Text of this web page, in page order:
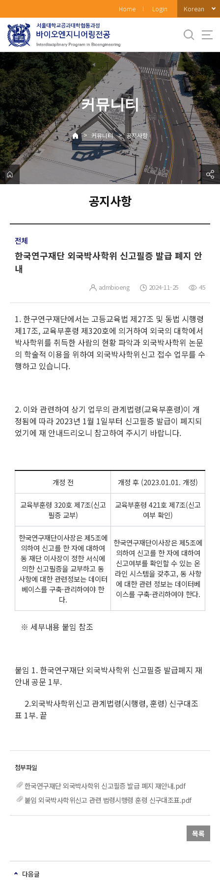
로
메
뉴
Home Login Korean
커뮤니티
> 커뮤니티 > 공지사항
공지사항
전체
한국연구재단 외국박사학위 신고필증 발급 폐지 안
내
admbioeng 2024-11-25 45
1. 한구연구재단에서는 고등교육법 제27조 및 동법 시행령
제17조, 교육부훈령 제320호에 의거하여 외국의 대학에서
박사학위를 취득한 사람의 현황 파악과 외국박사학위 논문
의 학술적 이용을 위하여 외국박사학위신고 접수 업무를 수
행하고 있습니다.
2. 이와 관련하여 상기 업무의 관계법령(교육부훈령)이 개
정됨에 따라 2023년 1월 1일부터 신고필증 발급이 폐지되
었기에 재 안내드리오니 참고하여 주시기 바랍니다.
개정 전 개정 후 (2023.01.01. 개정)
교육부훈령 320호 제7조(신고
필증 교부)
교육부훈령 421호 제7조(신고
여부 확인)
한국연구재단이사장은 제5조에
의하여 신고를 한 자에 대하여
동 재단 이사장이 정한 서식에
의한 신고필증을 교부하고 동
사항에 대한 관련정보는 데이터
베이스를 구축·관리하여야 한
다.
한국연구재단이사장은 제5조에
의하여 신고를 한 자에 대하여
신고여부를 확인할 수 있는 온
라인 시스템을 갖추고, 동 사항
에 대한 관련 정보는 데이터베
이스를 구축·관리하여야 한다.
※ 세부내용 붙임 참조
붙임 1. 한국연구재단 외국박사학위 신고필증 발급폐지 재
안내 공문 1부.
2.외국박사학위신고 관계법령(시행령, 훈령) 신구대조
표 1부. 끝
한국연구재단 외국박사학위 신고필증 발급 폐지 재안내.pdf
붙임 외국박사학위신고 관련 법령시행령 훈령 신구대조표.pdf
목록
다음글